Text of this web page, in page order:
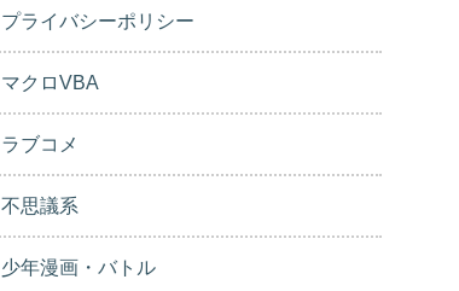
プライバシーポリシー
マクロVBA
ラブコメ
不思議系
少年漫画・バトル